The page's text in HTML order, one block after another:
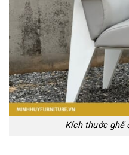
Kích thước ghế